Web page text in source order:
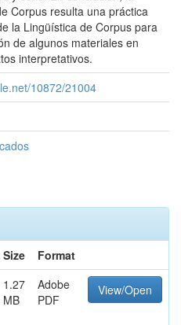
Corpus resulta una práctica
la Lingüística de Corpus para
de algunos materiales en
interpretativos.
10872/21004
Size
Format
1.27
MB
Adobe
PDF
View/Open